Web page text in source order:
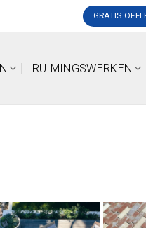
GRATIS
RUIMINGSWERKEN